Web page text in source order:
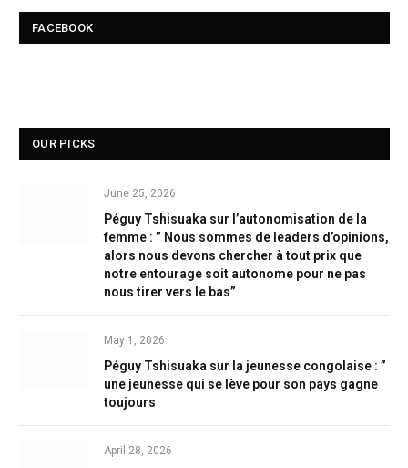
FACEBOOK
OUR PICKS
June 25, 2026
Péguy Tshisuaka sur l’autonomisation de la
femme : ” Nous sommes de leaders d’opinions,
alors nous devons chercher à tout prix que
notre entourage soit autonome pour ne pas
nous tirer vers le bas”
May 1, 2026
Péguy Tshisuaka sur la jeunesse congolaise : ”
une jeunesse qui se lève pour son pays gagne
toujours
April 28, 2026